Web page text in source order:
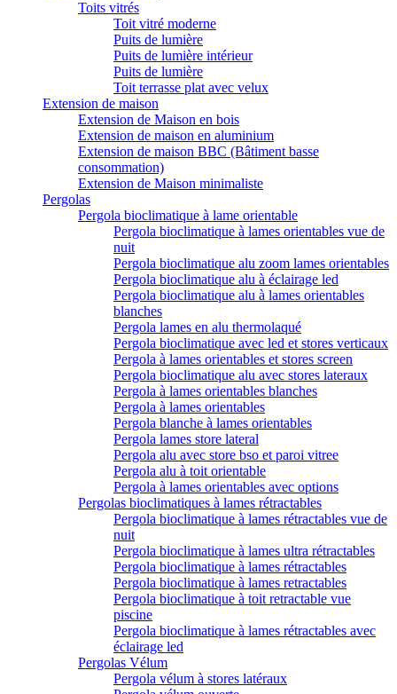
Toits vitrés
Toit vitré moderne
Puits de lumière
Puits de lumière intérieur
Puits de lumière
Toit terrasse plat avec velux
Extension de maison
Extension de Maison en bois
Extension de maison en aluminium
Extension de maison BBC (Bâtiment basse
consommation)
Extension de Maison minimaliste
Pergolas
Pergola bioclimatique à lame orientable
Pergola bioclimatique à lames orientables vue de
nuit
Pergola bioclimatique alu zoom lames orientables
Pergola bioclimatique alu à éclairage led
Pergola bioclimatique alu à lames orientables
blanches
Pergola lames en alu thermolaqué
Pergola bioclimatique avec led et stores verticaux
Pergola à lames orientables et stores screen
Pergola bioclimatique alu avec stores lateraux
Pergola à lames orientables blanches
Pergola à lames orientables
Pergola blanche à lames orientables
Pergola lames store lateral
Pergola alu avec store bso et paroi vitree
Pergola alu à toit orientable
Pergola à lames orientables avec options
Pergolas bioclimatiques à lames rétractables
Pergola bioclimatique à lames rétractables vue de
nuit
Pergola bioclimatique à lames ultra rétractables
Pergola bioclimatique à lames rétractables
Pergola bioclimatique à lames retractables
Pergola bioclimatique à toit retractable vue
piscine
Pergola bioclimatique à lames rétractables avec
éclairage led
Pergolas Vélum
Pergola vélum à stores latéraux